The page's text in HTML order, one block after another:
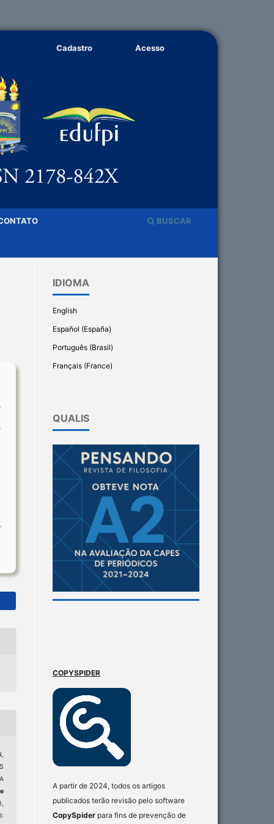
BUSCAR
Cadastro Acesso
IDIOMA
English
Español (España)
Português (Brasil)
Français (France)
QUALIS
COPYSPIDER
A partir de 2024, todos os artigos
publicados terão revisão pelo software
CopySpider para fins de prevenção de